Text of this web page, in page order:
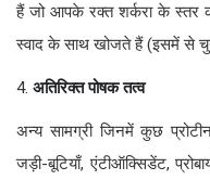
हैं जो आपके रक्त शर्करा के स्तर
स्वाद के साथ खोजते हैं (इसमें से
4. अतिरिक्त पोषक तत्व
अन्य सामग्री जिनमें कुछ
जड़ी-बूटियाँ, एंटीऑक्सिडेंट,